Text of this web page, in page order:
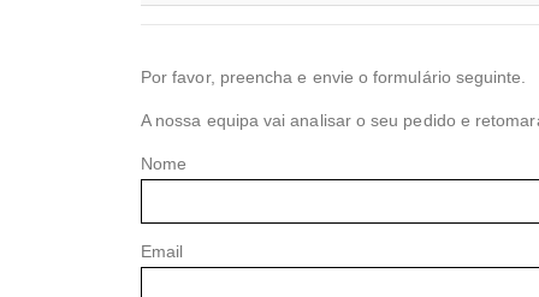
Por favor, preencha e envie o formulário seguinte.
A nossa equipa vai analisar o seu pedido e
Nome
Email